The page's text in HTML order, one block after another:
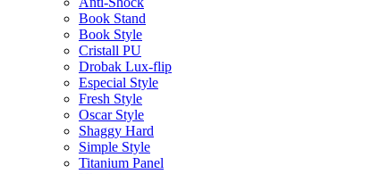
Book Stand
Book Style
Cristall PU
Drobak Lux-flip
Especial Style
Fresh Style
Oscar Style
Shaggy Hard
Simple Style
Titanium Panel